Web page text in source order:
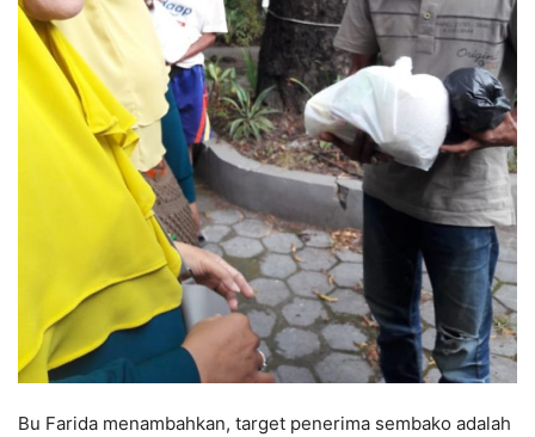
Bu Farida menambahkan, target penerima sembako adalah